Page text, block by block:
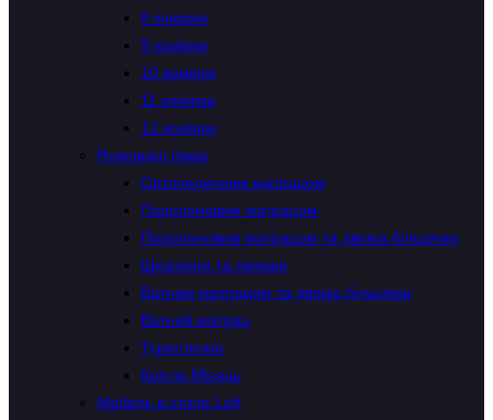
8 комірки
9 комірки
10 комірки
11 комірки
12 комірки
Розкладні ліжка
Ортопедичним матрацом
Поролоновим матрацом
Поролоновим матрацом та двома більцями
Шезлонги та лежаки
Ватним матрацом та двома більцями
Ватний матрац
Туристична
Крісло Місяць
Мебель в стиле Loft